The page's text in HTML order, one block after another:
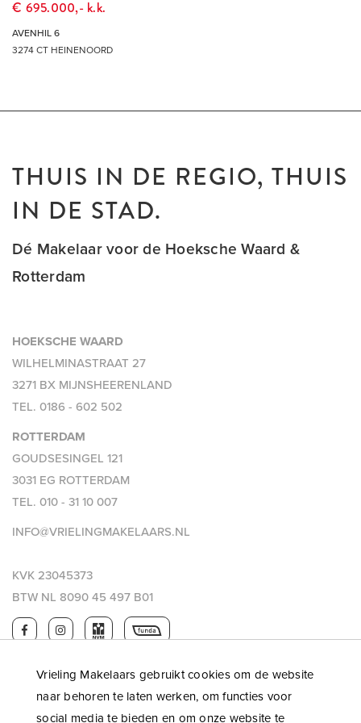
Vrieling Makelaars gebruikt cookies om de website
naar behoren te laten werken, om functies voor
social media te bieden en om onze website te
€ 695.000,- k.k.
AVENHIL 6
3274 CT HEINENOORD
THUIS IN DE REGIO, THUIS
IN DE STAD.
Dé Makelaar voor de Hoeksche Waard &
Rotterdam
HOEKSCHE WAARD
WILHELMINASTRAAT 27
3271 BX MIJNSHEERENLAND
TEL. 0186 - 602 502
ROTTERDAM
GOUDSESINGEL 121
3031 EG ROTTERDAM
TEL. 010 - 31 10 007
INFO@VRIELINGMAKELAARS.NL
KVK 23045373
BTW NL 8090 45 497 B01